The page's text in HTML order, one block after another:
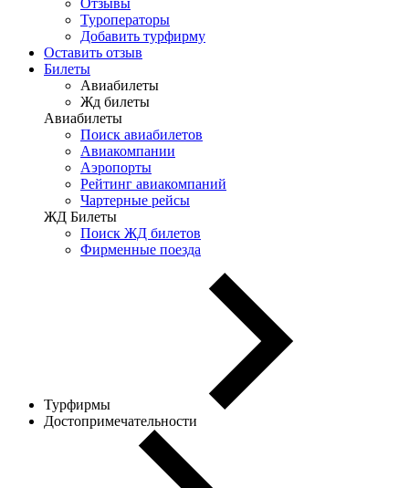
Отзывы
Туроператоры
Добавить турфирму
Оставить отзыв
Билеты
Авиабилеты
Жд билеты
Авиабилеты
Поиск авиабилетов
Авиакомпании
Аэропорты
Рейтинг авиакомпаний
Чартерные рейсы
ЖД Билеты
Поиск ЖД билетов
Фирменные поезда
Турфирмы
Достопримечательности